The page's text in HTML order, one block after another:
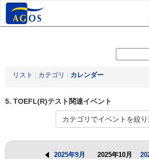
リスト カテゴリ カレンダー
5. TOEFL(R)テスト関連イベント
カテゴリでイベントを絞
2025年9月 2025年10月